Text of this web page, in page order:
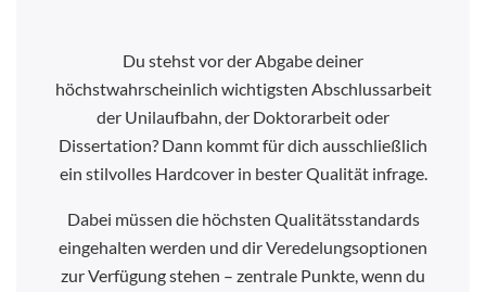
Du stehst vor der Abgabe deiner
höchstwahrscheinlich wichtigsten Abschlussarbeit
der Unilaufbahn, der Doktorarbeit oder
Dissertation? Dann kommt für dich ausschließlich
ein stilvolles Hardcover in bester Qualität infrage.
Dabei müssen die höchsten Qualitätsstandards
eingehalten werden und dir Veredelungsoptionen
zur Verfügung stehen – zentrale Punkte, wenn du